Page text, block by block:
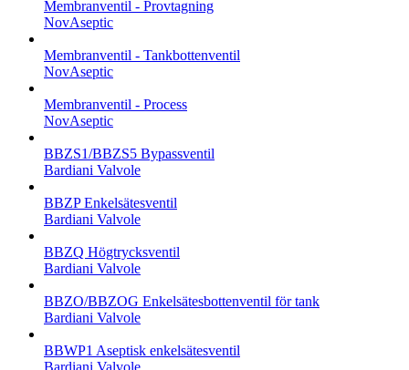
Membranventil - Provtagning
NovAseptic
Membranventil - Tankbottenventil
NovAseptic
Membranventil - Process
NovAseptic
BBZS1/BBZS5 Bypassventil
Bardiani Valvole
BBZP Enkelsätesventil
Bardiani Valvole
BBZQ Högtrycksventil
Bardiani Valvole
BBZO/BBZOG Enkelsätesbottenventil för tank
Bardiani Valvole
BBWP1 Aseptisk enkelsätesventil
Bardiani Valvole